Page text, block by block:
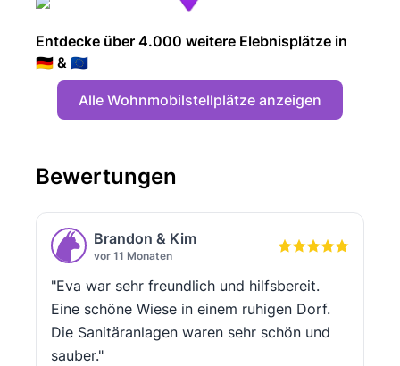
Entdecke über 4.000 weitere Elebnisplätze in
🇩🇪 & 🇪🇺
Alle Wohnmobilstellplätze anzeigen
Bewertungen
Brandon & Kim
vor 11 Monaten
"Eva war sehr freundlich und hilfsbereit.
Eine schöne Wiese in einem ruhigen Dorf.
Die Sanitäranlagen waren sehr schön und
sauber."